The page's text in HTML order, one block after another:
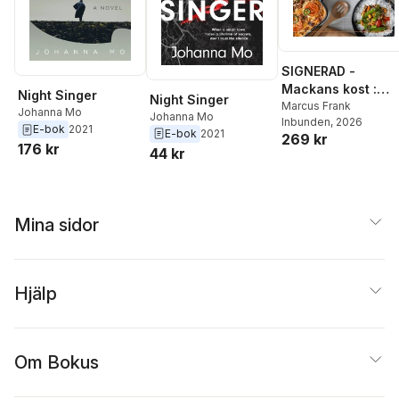
Night Singer
Johanna Mo
E-bok 2021
176 kr
Night Singer
Johanna Mo
E-bok 2021
44 kr
SIGNERAD -
Mackans kost :
Middagar och
matlådor
Marcus Frank
Inbunden, 2026
269 kr
Mina sidor
Hjälp
Om Bokus